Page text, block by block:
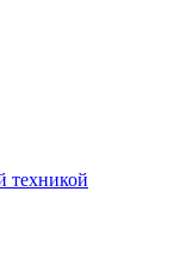
техникой